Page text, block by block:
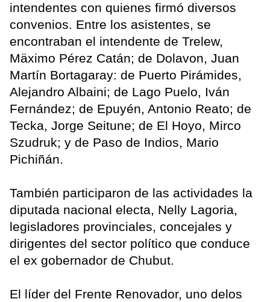
intendentes con quienes firmó diversos
convenios. Entre los asistentes, se
encontraban el intendente de Trelew,
Mäximo Pérez Catán; de Dolavon, Juan
Martín Bortagaray: de Puerto Pirámides,
Alejandro Albaini; de Lago Puelo, Iván
Fernández; de Epuyén, Antonio Reato; de
Tecka, Jorge Seitune; de El Hoyo, Mirco
Szudruk; y de Paso de Indios, Mario
Pichiñán.
También participaron de las actividades la
diputada nacional electa, Nelly Lagoria,
legisladores provinciales, concejales y
dirigentes del sector político que conduce
el ex gobernador de Chubut.
El líder del Frente Renovador, uno delos